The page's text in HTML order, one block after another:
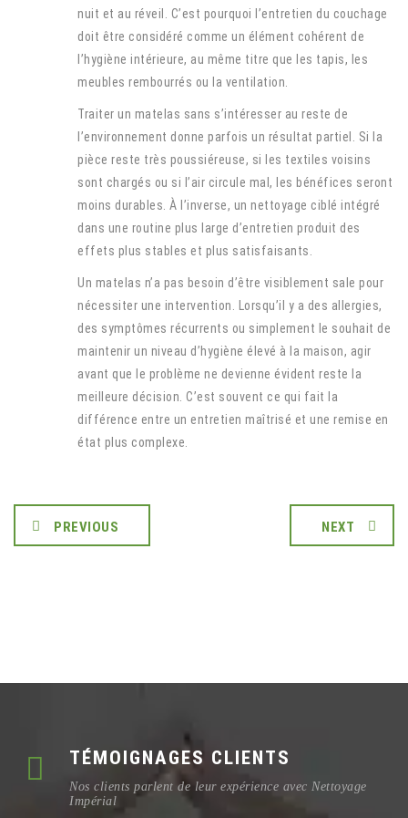
nuit et au réveil. C’est pourquoi l’entretien du couchage
doit être considéré comme un élément cohérent de
l’hygiène intérieure, au même titre que les tapis, les
meubles rembourrés ou la ventilation.
Traiter un matelas sans s’intéresser au reste de
l’environnement donne parfois un résultat partiel. Si la
pièce reste très poussiéreuse, si les textiles voisins
sont chargés ou si l’air circule mal, les bénéfices seront
moins durables. À l’inverse, un nettoyage ciblé intégré
dans une routine plus large d’entretien produit des
effets plus stables et plus satisfaisants.
Un matelas n’a pas besoin d’être visiblement sale pour
nécessiter une intervention. Lorsqu’il y a des allergies,
des symptômes récurrents ou simplement le souhait de
maintenir un niveau d’hygiène élevé à la maison, agir
avant que le problème ne devienne évident reste la
meilleure décision. C’est souvent ce qui fait la
différence entre un entretien maîtrisé et une remise en
état plus complexe.
PREVIOUS NEXT
TÉMOIGNAGES CLIENTS
Nos clients parlent de leur expérience avec Nettoyage
Impérial